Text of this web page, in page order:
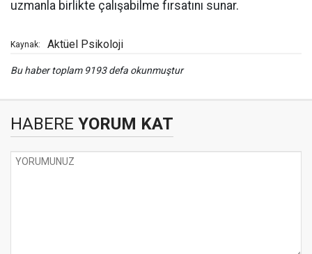
uzmanla birlikte çalışabilme fırsatını sunar.
Kaynak: Aktüel Psikoloji
Bu haber toplam 9193 defa okunmuştur
HABERE YORUM KAT